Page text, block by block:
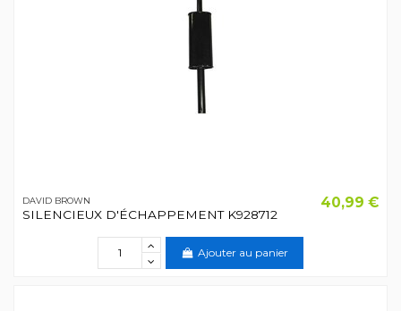
DAVID BROWN
SILENCIEUX D'ÉCHAPPEMENT K928712
40,99 €
Ajouter au panier